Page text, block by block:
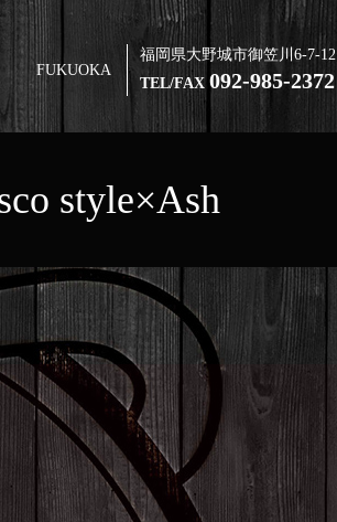
FUKUOKA
福岡県大野城市御笠川6-7-12
TEL/FAX 092-985-2372
style×Ash